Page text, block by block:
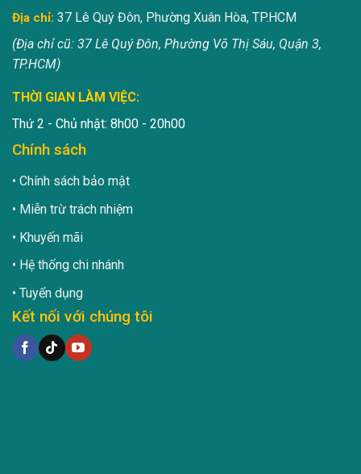
Địa chỉ: 37 Lê Quý Đôn, Phường Xuân Hòa, TP.HCM
(Địa chỉ cũ: 37 Lê Quý Đôn, Phường Võ Thị Sáu, Quận 3,
TP.HCM)
THỜI GIAN LÀM VIỆC:
Thứ 2 - Chủ nhật: 8h00 - 20h00
Chính sách
Chính sách bảo mật
Miễn trừ trách nhiệm
Khuyến mãi
Hệ thống chi nhánh
Tuyển dụng
Kết nối với chúng tôi